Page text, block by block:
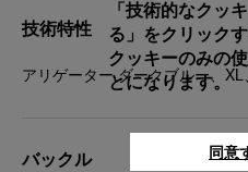
技術特性
アリゲーター ダークブルー、
バックル
「技術的なクッ
る」をクリック
クッキーのみの
とになります。
同意